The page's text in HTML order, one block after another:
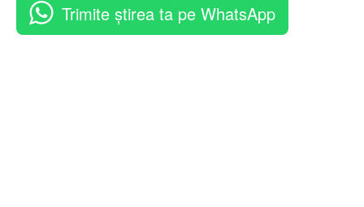
Trimite știrea ta pe WhatsApp